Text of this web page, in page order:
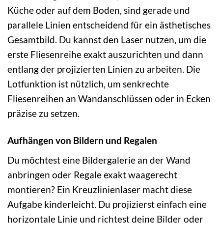
Küche oder auf dem Boden, sind gerade und
parallele Linien entscheidend für ein ästhetisches
Gesamtbild. Du kannst den Laser nutzen, um die
erste Fliesenreihe exakt auszurichten und dann
entlang der projizierten Linien zu arbeiten. Die
Lotfunktion ist nützlich, um senkrechte
Fliesenreihen an Wandanschlüssen oder in Ecken
präzise zu setzen.
Aufhängen von Bildern und Regalen
Du möchtest eine Bildergalerie an der Wand
anbringen oder Regale exakt waagerecht
montieren? Ein Kreuzlinienlaser macht diese
Aufgabe kinderleicht. Du projizierst einfach eine
horizontale Linie und richtest deine Bilder oder